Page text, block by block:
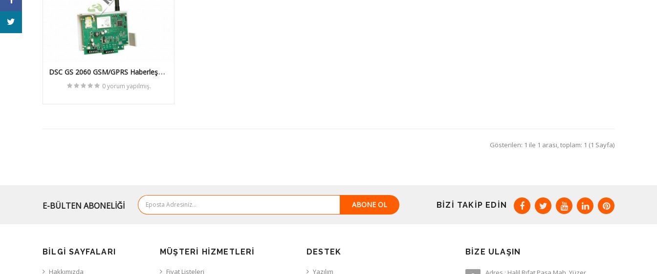
DSC GS 2060 GSM/GPRS Haberleşme
0 yorum yapılmış.
Gösterilen: 1 ile 1 arası, toplam: 1 (1 Sayfa)
E-BÜLTEN ABONELİĞİ ABONE OL BIZI TAKIP EDIN
BILGI SAYFALARI
Hakkımızda
MÜŞTERI HIZMETLERI
Fiyat Listeleri
DESTEK
Yazılım
BIZE ULAŞIN